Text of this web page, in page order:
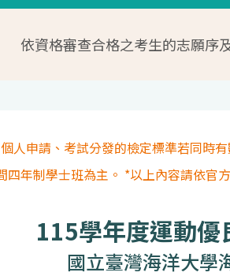
依資格審查合格之考生的志願序
人申請、考試分發的檢定標準若同時
四年制學士班為主。 *以上內容請依官
115學年度運動
國立臺灣海洋大學